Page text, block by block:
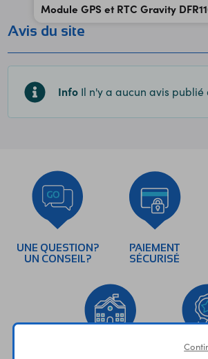
Module GPS et RTC Gravity
Avis du site
Info Il n'y a aucun avis publié
UNE QUESTION?
UN CONSEIL?
PAIEMENT
SÉCURISÉ